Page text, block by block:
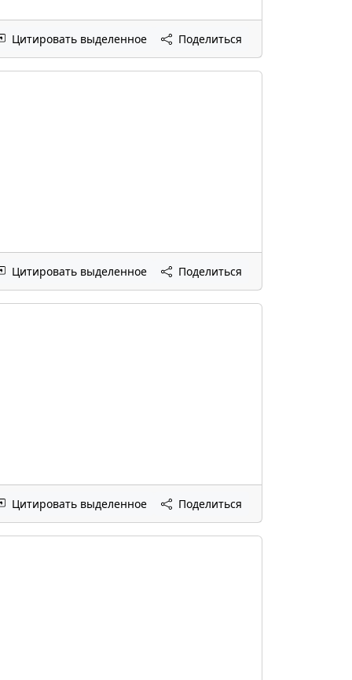
Цитировать выделенное Поделиться
Цитировать выделенное Поделиться
Цитировать выделенное Поделиться